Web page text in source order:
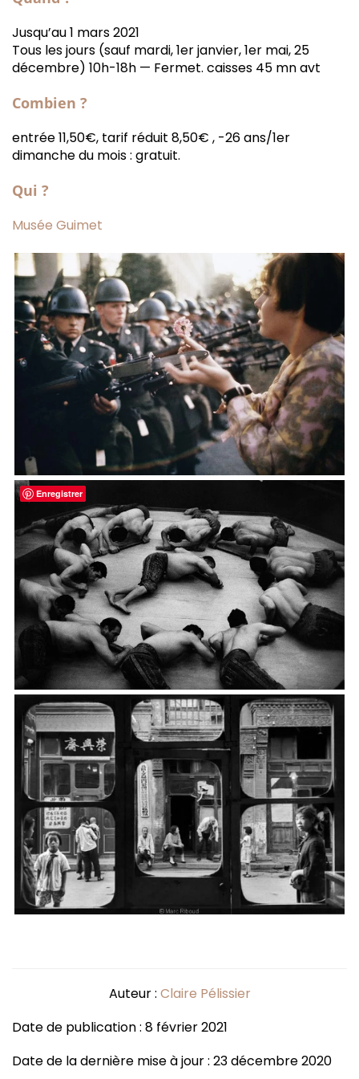
Jusqu’au 1 mars 2021
Tous les jours (sauf mardi, 1er janvier, 1er mai, 25
décembre) 10h-18h — Fermet. caisses 45 mn avt
Combien ?
entrée 11,50€, tarif réduit 8,50€ , -26 ans/1er
dimanche du mois : gratuit.
Qui ?
Musée Guimet
Auteur : Claire Pélissier
Date de publication : 8 février 2021
Date de la dernière mise à jour : 23 décembre 2020
Enregistrer